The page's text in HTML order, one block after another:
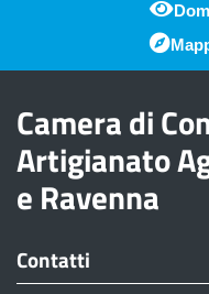
Piè di
Camera di
Artigianato
e Ravenna
Contatti